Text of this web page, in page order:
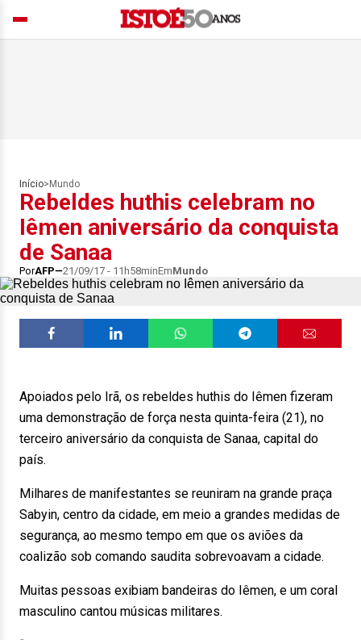
Início> Mundo
Rebeldes huthis celebram no
Iêmen aniversário da conquista
de Sanaa
PorAFP 21/09/17 - 11h58minEmMundo
Apoiados pelo Irã, os rebeldes huthis do Iêmen fizeram
uma demonstração de força nesta quinta-feira (21), no
terceiro aniversário da conquista de Sanaa, capital do
país.
Milhares de manifestantes se reuniram na grande praça
Sabyin, centro da cidade, em meio a grandes medidas de
segurança, ao mesmo tempo em que os aviões da
coalizão sob comando saudita sobrevoavam a cidade.
Muitas pessoas exibiam bandeiras do Iêmen, e um coral
masculino cantou músicas militares.